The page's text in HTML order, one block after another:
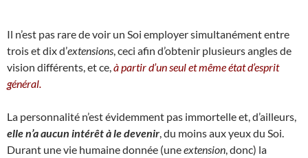
Il n’est pas rare de voir un Soi employer simultanément entre
trois et dix d’extensions , ceci afin d’obtenir plusieurs angles de
vision différents, et ce, à partir d’un seul et même état d’esprit
général.
La personnalité n’est évidemment pas immortelle et, d’ailleurs,
elle n’a aucun intérêt à le devenir , du moins aux yeux du Soi.
Durant une vie humaine donnée (uneextension , donc) la